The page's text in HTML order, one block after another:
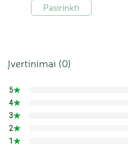
Pasirinkti
Įvertinimai (0)
5
4
3
2
1